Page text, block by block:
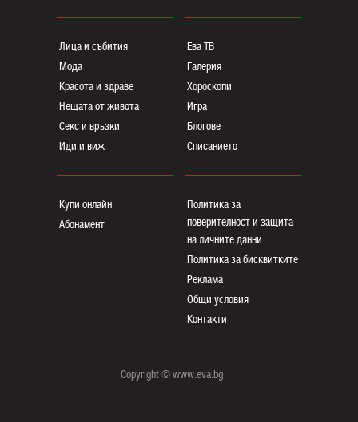
Лица и събития
Мода
Красота и здраве
Нещата от живота
Секс и връзки
Иди и виж
Ева ТВ
Галерия
Хороскопи
Игра
Блогoве
Списанието
Купи онлайн
Абонамент
Политика за
поверителност и защита
на личните данни
Политика за бисквитките
Реклама
Общи условия
Контакти
Copyright © www.eva.bg